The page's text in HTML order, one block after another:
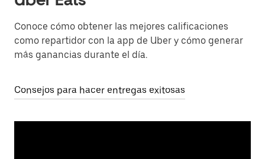
Conoce cómo obtener las mejores calificaciones
como repartidor con la app de Uber y cómo generar
más ganancias durante el día.
Consejos para hacer entregas exitosas